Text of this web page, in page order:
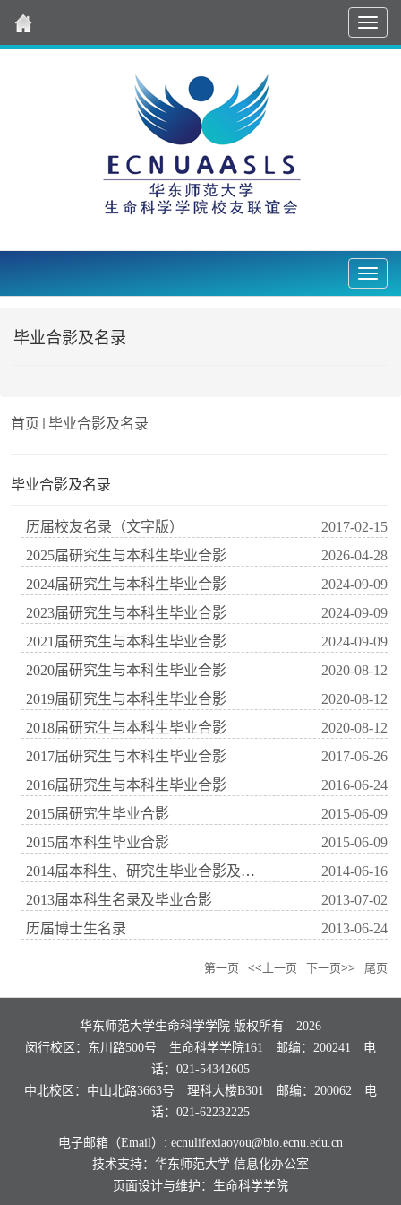
导
航
Nav2
毕业合影及名录
首页 毕业合影及名录
毕业合影及名录
历届校友名录（文字版）
2017-02-15
2025届研究生与本科生毕业合影
2026-04-28
2024届研究生与本科生毕业合影
2024-09-09
2023届研究生与本科生毕业合影
2024-09-09
2021届研究生与本科生毕业合影
2024-09-09
2020届研究生与本科生毕业合影
2020-08-12
2019届研究生与本科生毕业合影
2020-08-12
2018届研究生与本科生毕业合影
2020-08-12
2017届研究生与本科生毕业合影
2017-06-26
2016届研究生与本科生毕业合影
2016-06-24
2015届研究生毕业合影
2015-06-09
2015届本科生毕业合影
2015-06-09
2014届本科生、研究生毕业合影及学历学位授权书
2014-06-16
2013届本科生名录及毕业合影
2013-07-02
历届博士生名录
2013-06-24
第一页 <<上一页 下一页>> 尾页
华东师范大学生命科学学院 版权所有
2026
闵行校区：东川路500号 生命科学学院161 邮编：200241 电
话：021-54342605
中北校区：中山北路3663号 理科大楼B301 邮编：200062 电
话：021-62232225
电子邮箱（Email）: ecnulifexiaoyou@bio.ecnu.edu.cn
技术支持：华东师范大学 信息化办公室
页面设计与维护：生命科学学院